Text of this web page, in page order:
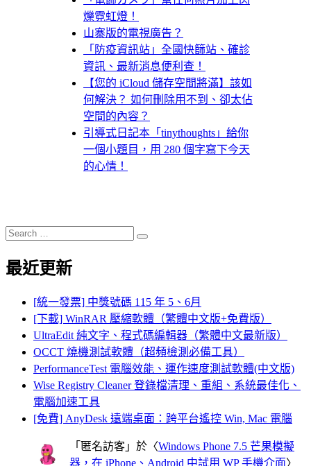
爍霓虹燈！
山寨版的電視廣告？
「防疫資訊站」全國快篩站、確診
資訊、最新消息便利查！
【您的 iCloud 儲存空間將滿】該如
何解決？ 如何刪除用不到、卻太佔
空間的內容？
引導式日記本「tinythoughts」給你
一個小題目，用 280 個字寫下今天
的心情！
Search
for:
Search
最近更新
[統一發票] 中獎號碼 115 年 5、6月
[下載] WinRAR 壓縮軟體（繁體中文版+免費版）
UltraEdit 純文字、程式碼編輯器（繁體中文最新版）
OCCT 燒機測試軟體（超頻檢測必備工具）
PerformanceTest 電腦效能、運作速度測試軟體(中文版)
Wise Registry Cleaner 登錄檔清理、重組、系統最佳化、
電腦加速工具
[免費] AnyDesk 遠端桌面：跨平台遙控 Win, Mac 電腦
「 匿名訪客 」於〈Windows Phone 7.5 芒果模擬
器，在 iPhone、Android 中試用 WP 手機介面〉